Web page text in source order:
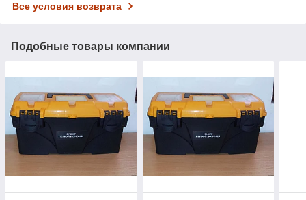
Все условия возврата
Подобные товары компании